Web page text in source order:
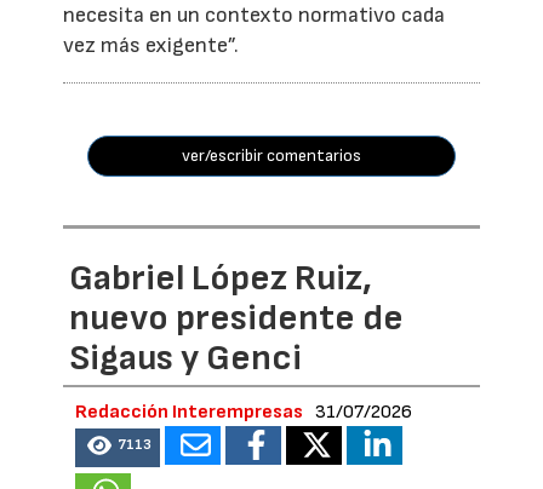
necesita en un contexto normativo cada
vez más exigente”.
ver/escribir comentarios
Gabriel López Ruiz,
nuevo presidente de
Sigaus y Genci
Redacción Interempresas 31/07/2026
7113